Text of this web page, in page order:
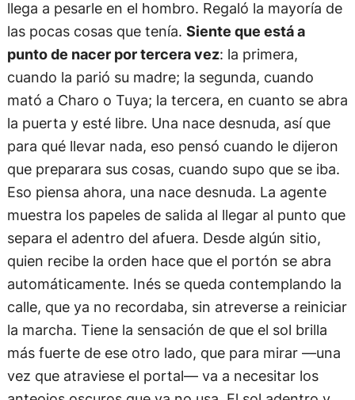
llega a pesarle en el hombro. Regaló la mayoría de
las pocas cosas que tenía. Siente que está a
punto de nacer por tercera vez: la primera,
cuando la parió su madre; la segunda, cuando
mató a Charo o Tuya; la tercera, en cuanto se abra
la puerta y esté libre. Una nace desnuda, así que
para qué llevar nada, eso pensó cuando le dijeron
que preparara sus cosas, cuando supo que se iba.
Eso piensa ahora, una nace desnuda. La agente
muestra los papeles de salida al llegar al punto que
separa el adentro del afuera. Desde algún sitio,
quien recibe la orden hace que el portón se abra
automáticamente. Inés se queda contemplando la
calle, que ya no recordaba, sin atreverse a reiniciar
la marcha. Tiene la sensación de que el sol brilla
más fuerte de ese otro lado, que para mirar —una
vez que atraviese el portal— va a necesitar los